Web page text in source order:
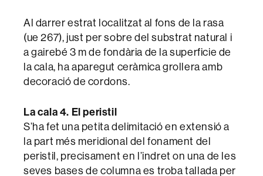
Al darrer estrat localitzat al fons de la rasa
(ue 267), just per sobre del substrat natural i
a gairebé 3 m de fondària de la superficie de
la cala, ha aparegut ceràmica grollera amb
decoració de cordons.
La cala 4. El peristil
S’ha fet una petita delimitació en extensió a
la part més meridional del fonament del
peristil, precisament en l’indret on una de les
seves bases de columna es troba tallada per